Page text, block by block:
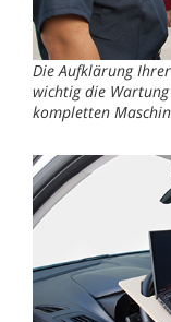
Die Aufklärung
wichtig die
kompletten